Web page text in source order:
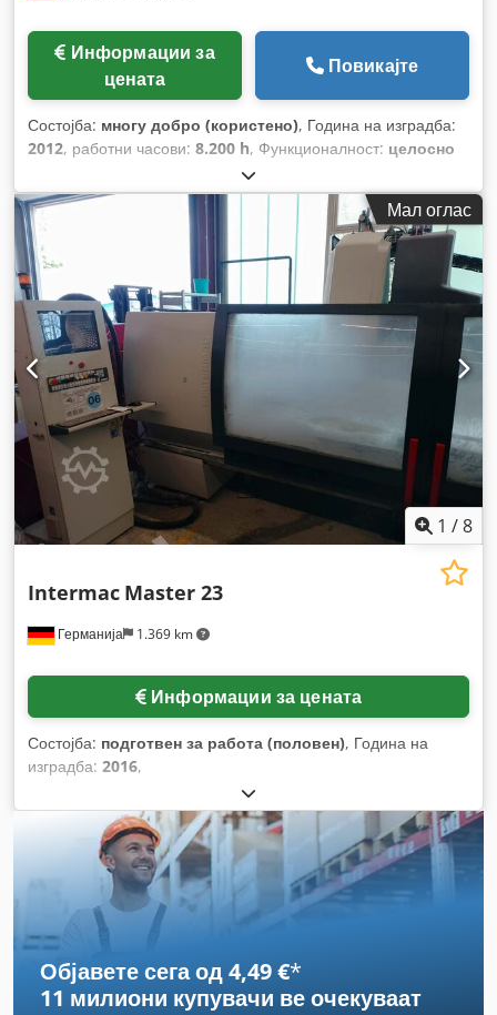
цената
Повикајте
Состојба: многу добро (користено), Година на изградба:
2012, работни часови: 8.200 h, Функционалност: целосно
, повторливост:
2.200 мм, тип на влезен струја:трифазен, максимална
тежина на работното парче:
, должина на масата:
3.200 мм
, максимална брзина на вретеното за глодање:
12.000 обр/мин
Мал оглас
1 /8
Германија 1.369 km
Intermac Master 23
Информации за цената
Состојба: подготвен за работа (половен), Година на
изградба: 2016,
Објавете сега од 4,49 €*
11 милиони купувачи ве очекуваат